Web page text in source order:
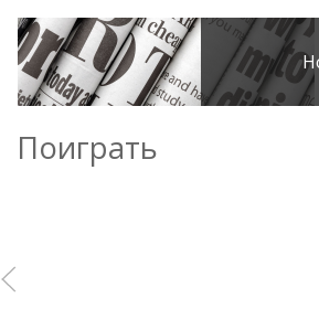
Поиграть